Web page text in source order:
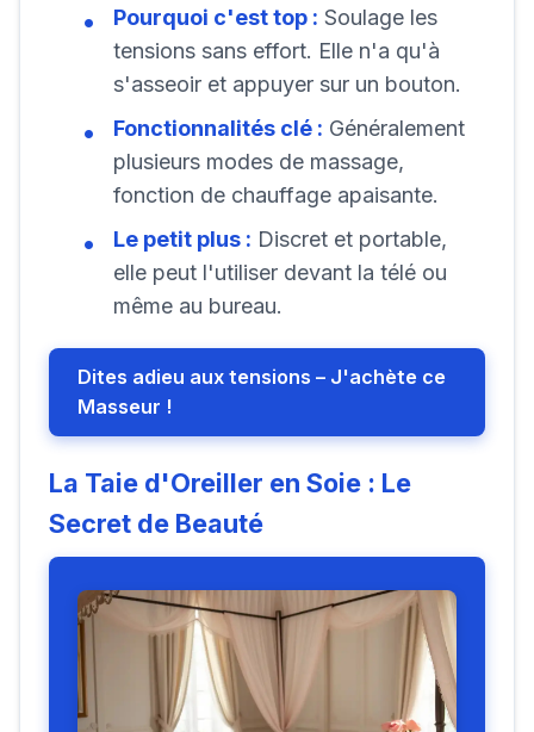
Pourquoi c'est top : Soulage les
tensions sans effort. Elle n'a qu'à
s'asseoir et appuyer sur un bouton.
Fonctionnalités clé : Généralement
plusieurs modes de massage,
fonction de chauffage apaisante.
Le petit plus : Discret et portable,
elle peut l'utiliser devant la télé ou
même au bureau.
Dites adieu aux tensions – J'achète ce
Masseur !
La Taie d'Oreiller en Soie : Le
Secret de Beauté